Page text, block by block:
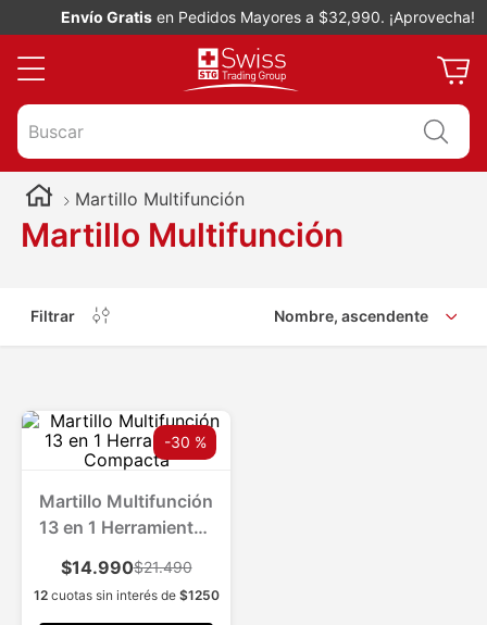
Envío Gratisen Pedidos Mayores a $32,990. ¡Aprovecha!
Buscar
Martillo Multifunción
Martillo Multifunción
Filtrar Nombre, ascendente
-30 %
Martillo Multifunción
13 en 1 Herramienta
$14.990$21.490
12cuotas sin interés de $1250